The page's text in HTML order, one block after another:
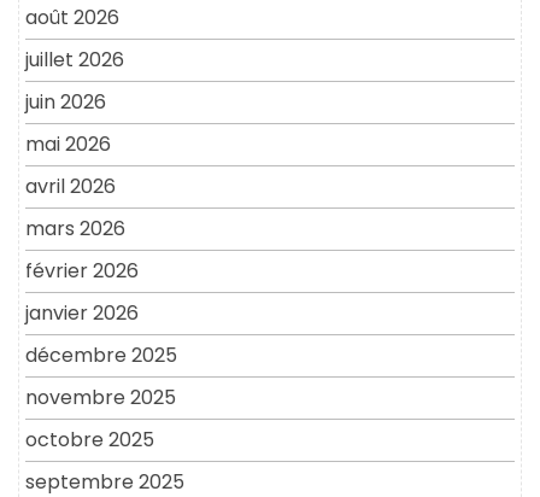
août 2026
juillet 2026
juin 2026
mai 2026
avril 2026
mars 2026
février 2026
janvier 2026
décembre 2025
novembre 2025
octobre 2025
septembre 2025